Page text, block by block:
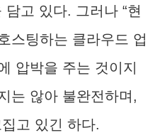
고 있다. 그러나 “현
스팅하는 클라우드 업
압박을 주는 것이지
는 않아 불완전하며,
고 있긴 하다.